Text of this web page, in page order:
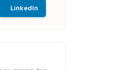
LinkedIn